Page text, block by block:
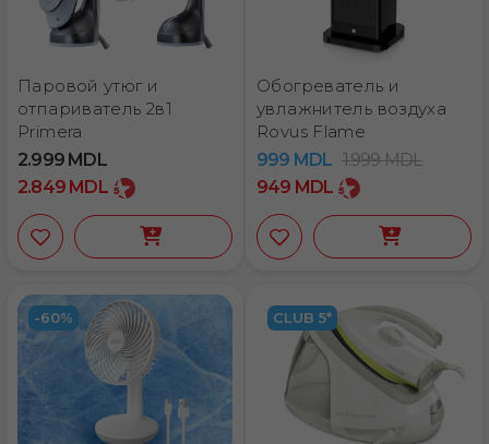
Паровой утюг и
отпариватель 2в1
Primera
2.999 MDL
2.849 MDL
Обогреватель и
увлажнитель воздуха
Rovus Flame
999 MDL 1.999MDL
949 MDL
-60% CLUB 5*